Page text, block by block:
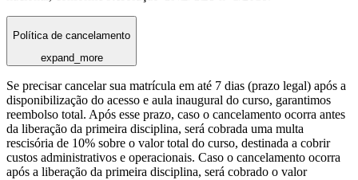
Política de cancelamento
expand_more
Se precisar cancelar sua matrícula em até 7 dias (prazo legal) após a
disponibilização do acesso e aula inaugural do curso, garantimos
reembolso total. Após esse prazo, caso o cancelamento ocorra antes
da liberação da primeira disciplina, será cobrada uma multa
rescisória de 10% sobre o valor total do curso, destinada a cobrir
custos administrativos e operacionais. Caso o cancelamento ocorra
após a liberação da primeira disciplina, será cobrado o valor